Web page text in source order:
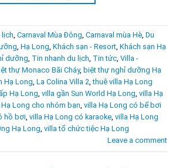
lịch, Carnaval Mùa Đông, Carnaval mùa Hè, Du
, Hạ Long, Khách sạn - Resort, Khách sạn Hạ
dưỡng, Tin nhanh du lịch, Tin tức, Villa -
thự Monaco Bãi Cháy, biệt thự nghỉ dưỡng Hạ
Hạ Long, La Colina Villa 2,thuê villa Hạ Long
Hạ Long, villa gần Sun World Hạ Long, villa Hạ
Hạ Long cho nhóm bạn, villa Hạ Long có bể bơi
hồ bơi, villa Hạ Long có karaoke, villa Hạ Long
Hạ Long, villa tổ chức tiệc Hạ Long
Leave a comment